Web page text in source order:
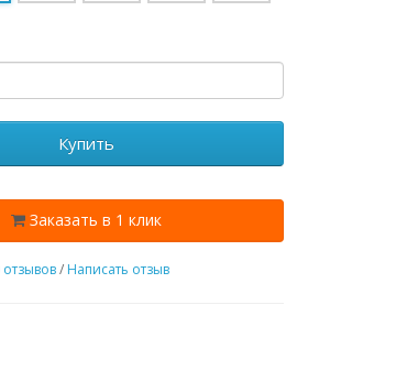
Купить
Заказать в 1 клик
отзывов/ Написать отзыв